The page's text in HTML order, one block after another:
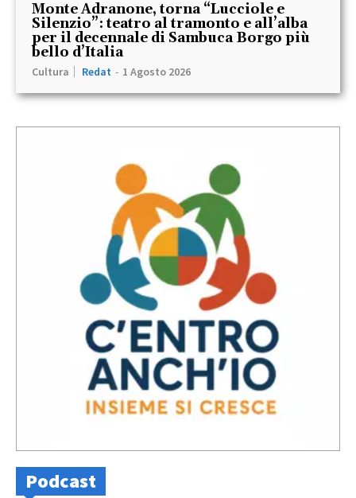
Monte Adranone, torna “Lucciole e
Silenzio”: teatro al tramonto e all’alba
per il decennale di Sambuca Borgo più
bello d’Italia
Cultura Redat - 1 Agosto 2026
Podcast